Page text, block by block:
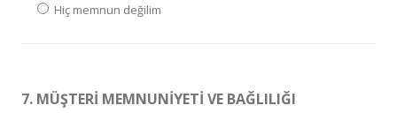
Hiç memnun değilim
7. MÜŞTERİ MEMNUNİYETİ VE BAĞLILIĞI